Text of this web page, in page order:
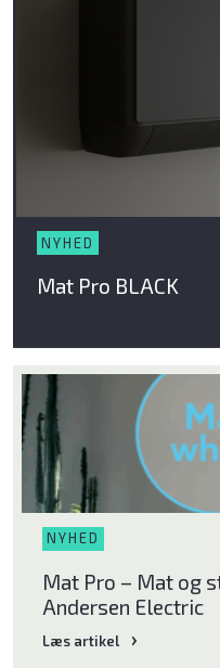
NYHED
Mat Pro BLACK
NYHED
Mat Pro – Mat og
Andersen Electric
Læs artikel